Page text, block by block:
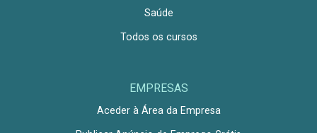
Saúde
Todos os cursos
EMPRESAS
Aceder à Área da Empresa